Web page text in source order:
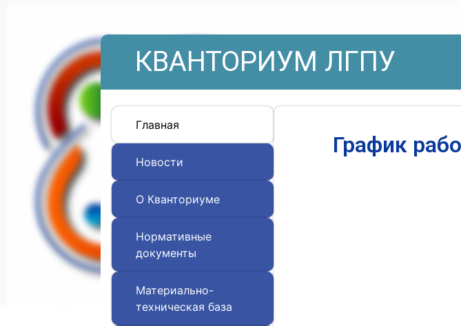
КВАНТОРИУМ ЛГПУ
Главная
Новости
О Кванториуме
Нормативные
документы
Материально-
техническая база
График